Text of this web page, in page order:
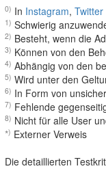
0) In Instagram, Twitter
1) Schwierig
2) Besteht, wenn die
3) Können von den
4) Abhängig von den
5) Wird unter den
6) In Form von
7) Fehlende
8) Nicht für alle User
*) Externer Verweis
Die detaillierten